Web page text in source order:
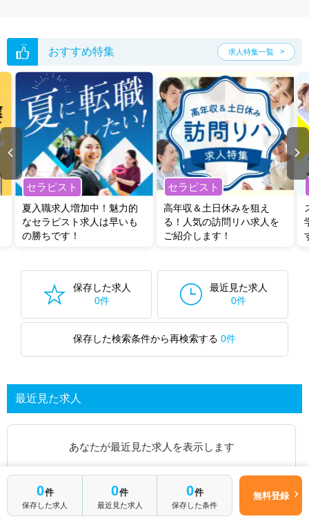
おすすめ特集 求人特集一覧
セラピスト
夏入職求人増加中！魅力的
なセラピスト求人は早いも
の勝ちです！
セラピスト
高年収＆土日休みを狙え
る！人気の訪問リハ求人を
ご紹介します！
保存した求人
0件
最近見た求人
0件
保存した検索条件から再検索する 0件
最近見た求人
あなたが最近見た求人を表示します
0件
保存した求人
0件
最近見た求人
0件
保存した条件
無料登録